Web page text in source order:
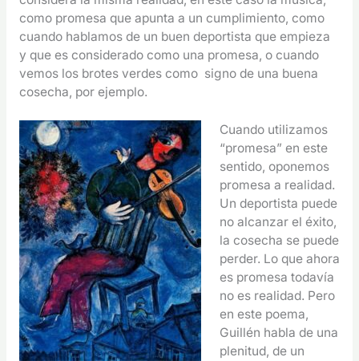
como promesa que apunta a un cumplimiento, como
cuando hablamos de un buen deportista que empieza
y que es considerado como una promesa, o cuando
vemos los brotes verdes como signo de una buena
cosecha, por ejemplo.
Cuando utilizamos
“promesa” en este
sentido, oponemos
promesa a realidad.
Un deportista puede
no alcanzar el éxito,
la cosecha se puede
perder. Lo que ahora
es promesa todavía
no es realidad. Pero
en este poema,
Guillén habla de una
plenitud, de un